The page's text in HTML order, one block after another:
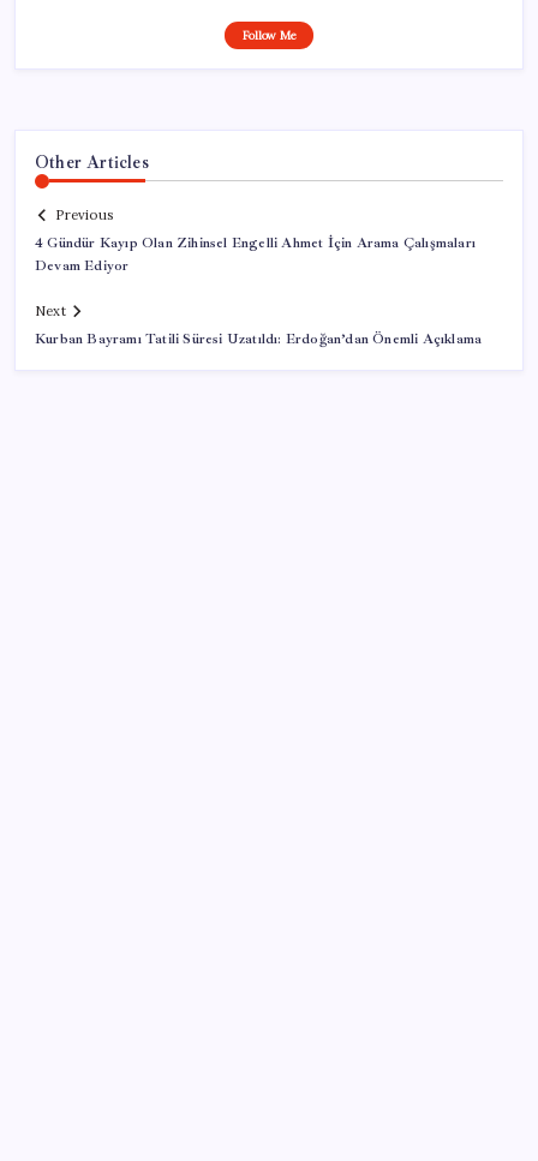
Follow Me
Other Articles
Previous
4 Gündür Kayıp Olan Zihinsel Engelli Ahmet İçin Arama Çalışmaları
Devam Ediyor
Next
Kurban Bayramı Tatili Süresi Uzatıldı: Erdoğan’dan Önemli Açıklama